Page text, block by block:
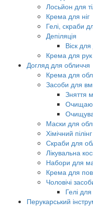
Лосьйон для
Крема для ніг
Гелі, скраби
Депіляція
Віск для
Крема для рук
Догляд для обличчя
Крема для
Засоби для
Зняття
Маски для
Хімічний пілінг
Скраби для
Лікувальна
Набори для
Крема для
Чоловічі
Гелі
Перукарський